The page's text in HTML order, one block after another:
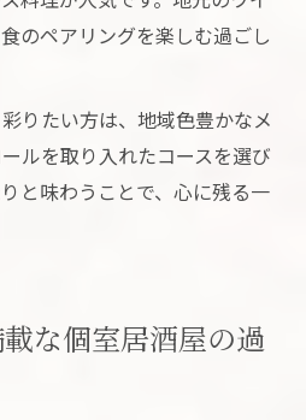
のペアリングを楽しむ過ごし
りたい方は、地域色豊かなメ
ルを取り入れたコースを選び
と味わうことで、心に残る一
な個室居酒屋の過